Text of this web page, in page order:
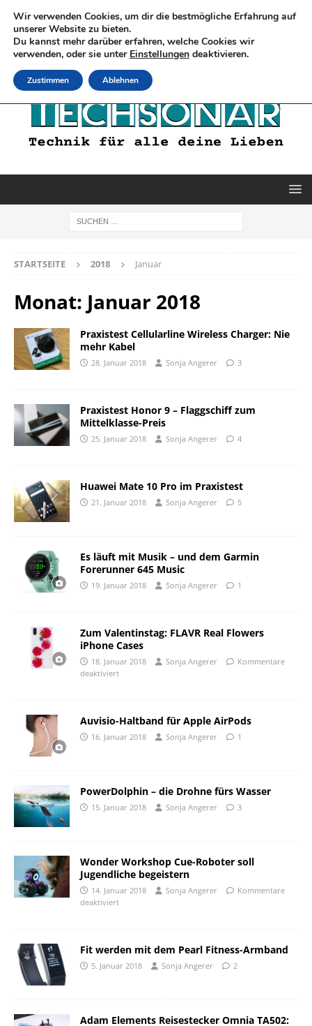
STARTSEITE 2018 Januar
Monat: Januar 2018
Praxistest Cellularline Wireless Charger: Nie
mehr Kabel
28. Januar 2018 Sonja Angerer 3
Praxistest Honor 9 – Flaggschiff zum
Mittelklasse-Preis
25. Januar 2018 Sonja Angerer 4
Huawei Mate 10 Pro im Praxistest
21. Januar 2018 Sonja Angerer 5
Es läuft mit Musik – und dem Garmin
Forerunner 645 Music
19. Januar 2018 Sonja Angerer 1
Zum Valentinstag: FLAVR Real Flowers
iPhone Cases
18. Januar 2018 Sonja Angerer
Kommentare
deaktiviert
Auvisio-Haltband für Apple AirPods
16. Januar 2018 Sonja Angerer 1
PowerDolphin – die Drohne fürs Wasser
15. Januar 2018 Sonja Angerer 3
Wonder Workshop Cue-Roboter soll
Jugendliche begeistern
14. Januar 2018 Sonja Angerer
Kommentare
deaktiviert
Fit werden mit dem Pearl Fitness-Armband
5. Januar 2018 Sonja Angerer 2
Adam Elements Reisestecker Omnia TA502:
Wir verwenden Cookies, um dir die bestmögliche Erfahrung auf
unserer Website zu bieten.
Du kannst mehr darüber erfahren, welche Cookies wir
verwenden, oder sie unter Einstellungen deaktivieren.
Zustimmen Ablehnen